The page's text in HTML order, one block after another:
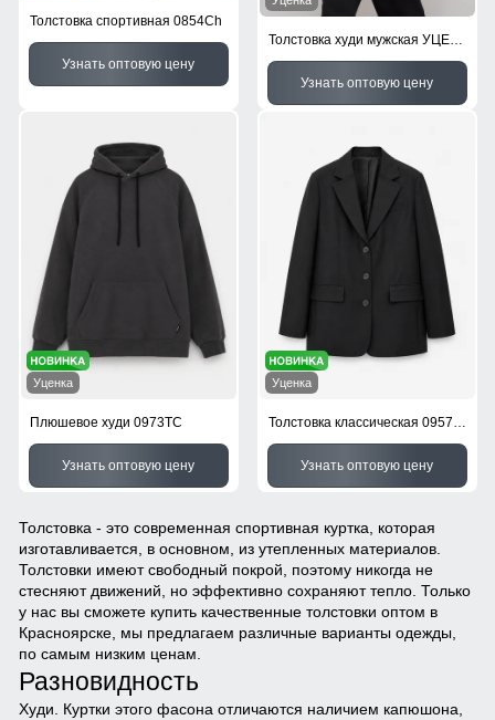
Толстовка спортивная 0854Ch
Узнать оптовую цену
Толстовка худи мужская УЦЕНКА черного цвета 0979Ch
Узнать оптовую цену
Уценка
Плюшевое худи 0973TC
Узнать оптовую цену
Уценка
Толстовка классическая 0957Ch
Узнать оптовую цену
Толстовка - это современная спортивная куртка, которая
изготавливается, в основном, из утепленных материалов.
Толстовки имеют свободный покрой, поэтому никогда не
стесняют движений, но эффективно сохраняют тепло. Только
у нас вы сможете купить качественные толстовки оптом в
Красноярске, мы предлагаем различные варианты одежды,
по самым низким ценам.
Разновидность
Худи.
Куртки этого фасона отличаются наличием капюшона,